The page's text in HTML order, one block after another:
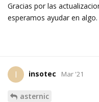
Gracias por las
esperamos ayudar en algo.
I insotec Mar '21
asternic